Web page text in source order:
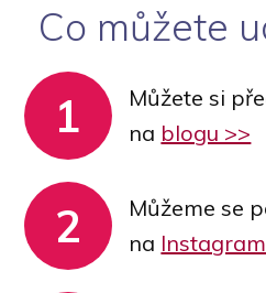
Co můžete
1
Můžete si
na blogu >>
2
Můžeme se
na